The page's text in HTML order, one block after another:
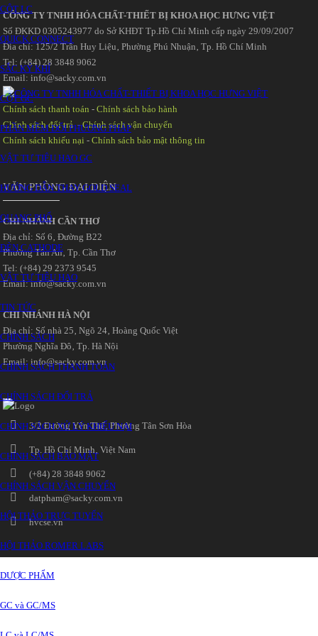
CỘT LC
QUICK CONNECT
SẮC KÝ KHÍ
CỘT GC
PHẦN MỀM ĐỔI PHƯƠNG PHÁP
VẬT TƯ TIÊU HAO GC
HƯỚNG DẪN THAY GOLD SEAL
QUANG PHỔ
ĐÈN CATHODE
VẬT TƯ TIÊU HAO
TIN TỨC
CHÍNH SÁCH
CHÍNH SÁCH THANH TOÁN
CHÍNH SÁCH ĐỔI TRẢ
CHÍNH SÁCH XỬ LÝ KHIẾU NẠI
CHÍNH SÁCH BẢO MẬT
CHÍNH SÁCH VẬN CHUYỂN
HỘI THẢO TRỰC TUYẾN
HỘI THẢO ROMER LABS
DƯỢC PHẨM
GC và GC/MS
CÔNG TY TNHH HÓA CHẤT-THIẾT BỊ KHOA HỌC HƯNG VIỆT
Số ĐKKD 0305243977 do Sở KHĐT Tp.Hồ Chí Minh cấp ngày 29/09/2007
Đia chỉ: 125/2 Trần Huy Liệu‚ Phường Phú Nhuận‚ Tp. Hồ Chí Minh
Tel: (+84) 28 3848 9062
Email: info@sacky.com.vn
Chính sách thanh toán -Chính sách bảo hành
Chính sách đổi trả-Chính sách vận chuyển
Chính sách khiếu nại -Chính sách bảo mật thông tin
VĂN PHÒNG ĐẠI DIỆN
CHI NHÁNH CẦN THƠ
Địa chỉ: Số 6‚ Đường B22
Phường Tân An‚ Tp. Cần Thơ
Tel: (+84) 29 2373 9545
Email: info@sacky.com.vn
CHI NHÁNH HÀ NỘI
Địa chỉ: Số nhà 25‚ Ngõ 24‚ Hoàng Quốc Việt
Phường Nghĩa Đô‚ Tp. Hà Nội
Email: info@sacky.com.vn
3/2 Đường Yên Thế‚ Phường Tân Sơn Hòa
Tp. Hồ Chí Minh‚ Việt Nam
(+84) 28 3848 9062
datpham@sacky.com.vn
hvcse.vn